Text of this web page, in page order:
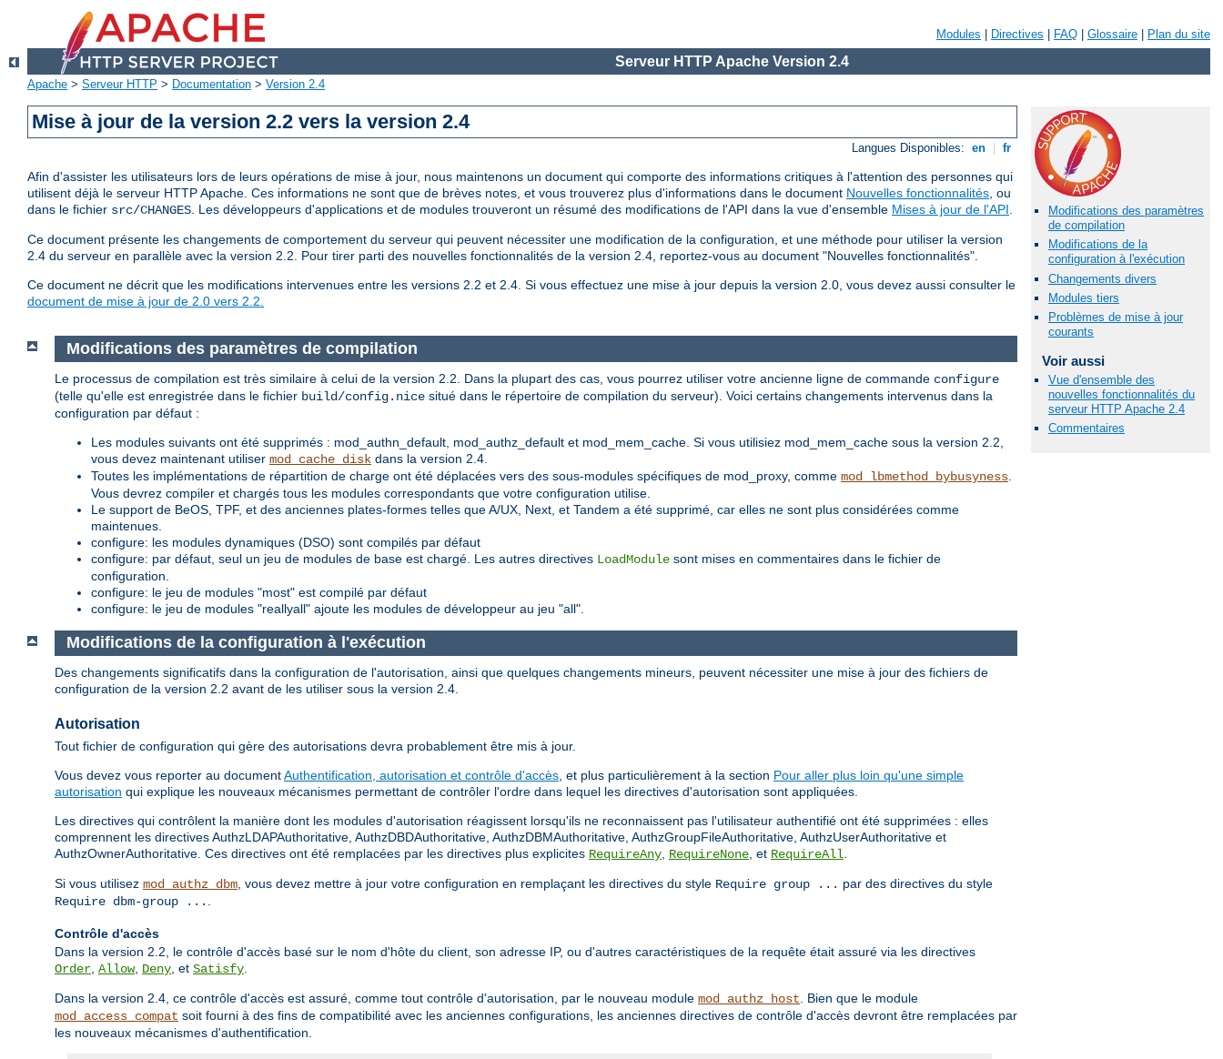
Modules Directives FAQ Glossaire Plan du site
Serveur HTTP Apache Version 2.4
Apache > Serveur HTTP > Documentation > Version 2.4
Mise à jour de la version 2.2 vers la version 2.4
Langues Disponibles: en fr
Afin d'assister les utilisateurs lors de leurs opérations de mise à jour, nous maintenons un document qui comporte des informations critiques à l'attention des personnes qui
utilisent déjà le serveur HTTP Apache. Ces informations ne sont que de brèves notes, et vous trouverez plus d'informations dans le document Nouvelles fonctionnalités, ou
dans le fichier src/CHANGES. Les développeurs d'applications et de modules trouveront un résumé des modifications de l'API dans la vue d'ensemble Mises à jour de l'API.
Ce document présente les changements de comportement du serveur qui peuvent nécessiter une modification de la configuration, et une méthode pour utiliser la version
2.4 du serveur en parallèle avec la version 2.2. Pour tirer parti des nouvelles fonctionnalités de la version 2.4, reportez-vous au document "Nouvelles fonctionnalités".
Ce document ne décrit que les modifications intervenues entre les versions 2.2 et 2.4. Si vous effectuez une mise à jour depuis la version 2.0, vous devez aussi consulter le
document de mise à jour de 2.0 vers 2.2.
Modifications des paramètres
de compilation
Modifications de la
configuration à l'exécution
Changements divers
Modules tiers
Problèmes de mise à jour
courants
Voir aussi
Vue d'ensemble des
nouvelles fonctionnalités du
serveur HTTP Apache 2.4
Commentaires
Modifications des paramètres de compilation
Le processus de compilation est très similaire à celui de la version 2.2. Dans la plupart des cas, vous pourrez utiliser votre ancienne ligne de commande configure
(telle qu'elle est enregistrée dans le fichier build/config.nice situé dans le répertoire de compilation du serveur). Voici certains changements intervenus dans la
configuration par défaut :
Les modules suivants ont été supprimés : mod_authn_default, mod_authz_default et mod_mem_cache. Si vous utilisiez mod_mem_cache sous la version 2.2,
vous devez maintenant utiliser mod_cache_disk dans la version 2.4.
Toutes les implémentations de répartition de charge ont été déplacées vers des sous-modules spécifiques de mod_proxy, comme mod_lbmethod_bybusyness
Vous devrez compiler et chargés tous les modules correspondants que votre configuration utilise.
Le support de BeOS, TPF, et des anciennes plates-formes telles que A/UX, Next, et Tandem a été supprimé, car elles ne sont plus considérées comme
maintenues.
configure: les modules dynamiques (DSO) sont compilés par défaut
configure: par défaut, seul un jeu de modules de base est chargé. Les autres directives LoadModule sont mises en commentaires dans le fichier de
configuration.
configure: le jeu de modules "most" est compilé par défaut
configure: le jeu de modules "reallyall" ajoute les modules de développeur au jeu "all".
Modifications de la configuration à l'exécution
Des changements significatifs dans la configuration de l'autorisation, ainsi que quelques changements mineurs, peuvent nécessiter une mise à jour des fichiers de
configuration de la version 2.2 avant de les utiliser sous la version 2.4.
Autorisation
Tout fichier de configuration qui gère des autorisations devra probablement être mis à jour.
Vous devez vous reporter au documentAuthentification, autorisation et contrôle d'accès, et plus particulièrement à la section Pour aller plus loin qu'une simple
autorisation qui explique les nouveaux mécanismes permettant de contrôler l'ordre dans lequel les directives d'autorisation sont appliquées.
Les directives qui contrôlent la manière dont les modules d'autorisation réagissent lorsqu'ils ne reconnaissent pas l'utilisateur authentifié ont été supprimées : elles
comprennent les directives AuthzLDAPAuthoritative, AuthzDBDAuthoritative, AuthzDBMAuthoritative, AuthzGroupFileAuthoritative, AuthzUserAuthoritative et
AuthzOwnerAuthoritative. Ces directives ont été remplacées par les directives plus explicites RequireAny, RequireNone, et RequireAll.
Si vous utilisez mod_authz_dbm, vous devez mettre à jour votre configuration en remplaçant les directives du style Require group ... par des directives du style
Require dbm-group ... .
Contrôle d'accès
Dans la version 2.2, le contrôle d'accès basé sur le nom d'hôte du client, son adresse IP, ou d'autres caractéristiques de la requête était assuré via les directives
Order, Allow, Deny, et Satisfy.
Dans la version 2.4, ce contrôle d'accès est assuré, comme tout contrôle d'autorisation, par le nouveau module mod_authz_host. Bien que le module
mod_access_compat soit fourni à des fins de compatibilité avec les anciennes configurations, les anciennes directives de contrôle d'accès devront être remplacées par
les nouveaux mécanismes d'authentification.